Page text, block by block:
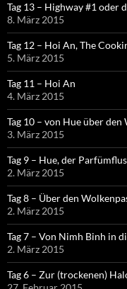
Tag 13 – Highway #1 oder
8. März 2015
Tag 12 – Hoi An, The
5. März 2015
Tag 11 – Hoi An
4. März 2015
Tag 10 – von Hue über
3. März 2015
Tag 9 – Hue, der
2. März 2015
Tag 8 – Über den
2. März 2015
Tag 7 – Von Nimh Binh in
2. März 2015
Tag 6 – Zur (trockenen)